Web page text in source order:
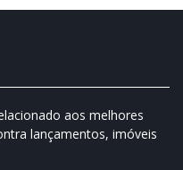
aos melhores
lançamentos, imóveis